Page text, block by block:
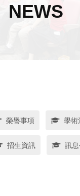
NEWS
榮譽事項 學術
招生資訊 訊